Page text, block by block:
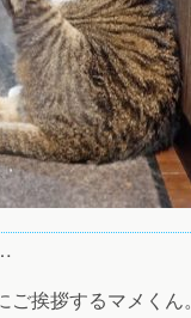
挨拶するマメくん。